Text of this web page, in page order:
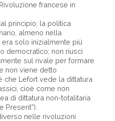
francese in
principio, la politica
almeno nella
solo inizialmente più
democratico; non riuscì
sul rivale per formare
non viene detto
che Lefort vede la dittatura
cioè come non
di dittatura non-totalitaria
Present”).
nelle rivoluzioni